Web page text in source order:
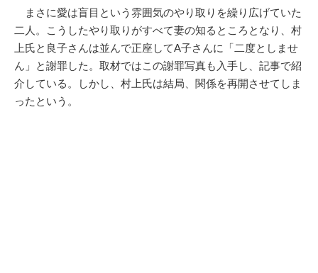
まさに愛は盲目という雰囲気のやり取りを繰り広げていた
二人。こうしたやり取りがすべて妻の知るところとなり、村
上氏と良子さんは並んで正座してA子さんに「二度としませ
ん」と謝罪した。取材ではこの謝罪写真も入手し、記事で紹
介している。しかし、村上氏は結局、関係を再開させてしま
ったという。